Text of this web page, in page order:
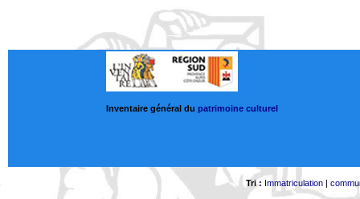
Inventaire général du patrimoine culturel
Tri : Immatriculation |